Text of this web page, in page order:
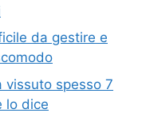
da gestire e
vissuto spesso 7
lo dice